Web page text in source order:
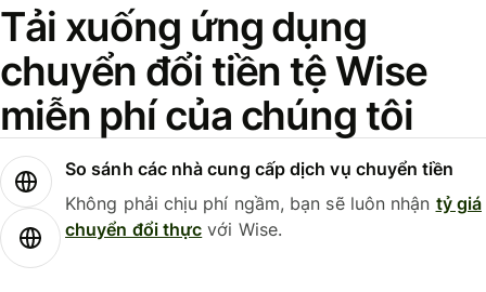
Tải xuống ứng dụng
chuyển đổi tiền tệ Wise
miễn phí của chúng tôi
So sánh các nhà cung cấp dịch vụ chuyển tiền
Không phải chịu phí ngầm, bạn sẽ luôn nhận tỷ giá
chuyển đổi thực với Wise.